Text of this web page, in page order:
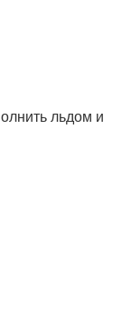
льдом и